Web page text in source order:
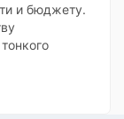
и бюджету.